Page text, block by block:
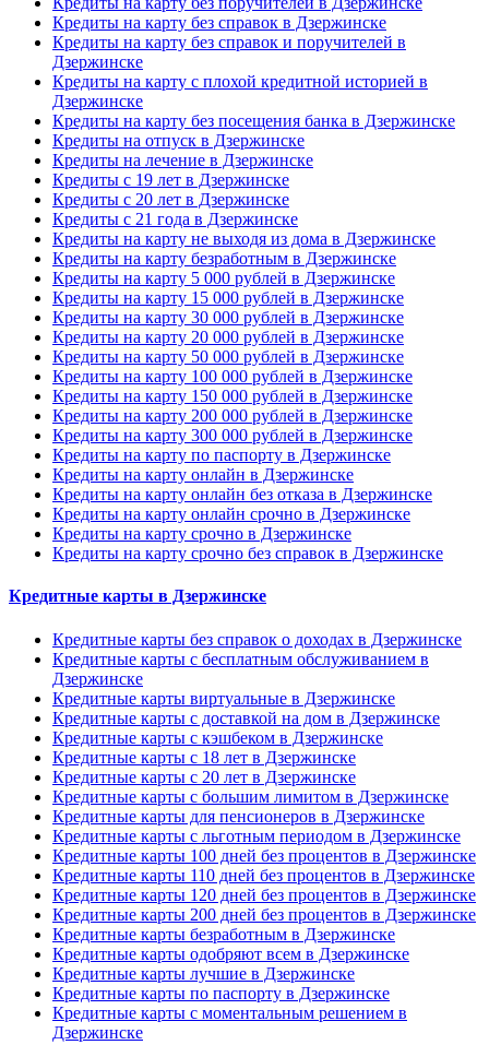
Кредиты на карту без справок в Дзержинске
Кредиты на карту без справок и поручителей в
Дзержинске
Кредиты на карту с плохой кредитной историей в
Дзержинске
Кредиты на карту без посещения банка в Дзержинске
Кредиты на отпуск в Дзержинске
Кредиты на лечение в Дзержинске
Кредиты с 19 лет в Дзержинске
Кредиты с 20 лет в Дзержинске
Кредиты с 21 года в Дзержинске
Кредиты на карту не выходя из дома в Дзержинске
Кредиты на карту безработным в Дзержинске
Кредиты на карту 5 000 рублей в Дзержинске
Кредиты на карту 15 000 рублей в Дзержинске
Кредиты на карту 30 000 рублей в Дзержинске
Кредиты на карту 20 000 рублей в Дзержинске
Кредиты на карту 50 000 рублей в Дзержинске
Кредиты на карту 100 000 рублей в Дзержинске
Кредиты на карту 150 000 рублей в Дзержинске
Кредиты на карту 200 000 рублей в Дзержинске
Кредиты на карту 300 000 рублей в Дзержинске
Кредиты на карту по паспорту в Дзержинске
Кредиты на карту онлайн в Дзержинске
Кредиты на карту онлайн без отказа в Дзержинске
Кредиты на карту онлайн срочно в Дзержинске
Кредиты на карту срочно в Дзержинске
Кредиты на карту срочно без справок в Дзержинске
Кредитные карты в Дзержинске
Кредитные карты без справок о доходах в Дзержинске
Кредитные карты с бесплатным обслуживанием в
Дзержинске
Кредитные карты виртуальные в Дзержинске
Кредитные карты с доставкой на дом в Дзержинске
Кредитные карты с кэшбеком в Дзержинске
Кредитные карты с 18 лет в Дзержинске
Кредитные карты с 20 лет в Дзержинске
Кредитные карты с большим лимитом в Дзержинске
Кредитные карты для пенсионеров в Дзержинске
Кредитные карты с льготным периодом в Дзержинске
Кредитные карты 100 дней без процентов в Дзержинске
Кредитные карты 110 дней без процентов в Дзержинске
Кредитные карты 120 дней без процентов в Дзержинске
Кредитные карты 200 дней без процентов в Дзержинске
Кредитные карты безработным в Дзержинске
Кредитные карты одобряют всем в Дзержинске
Кредитные карты лучшие в Дзержинске
Кредитные карты по паспорту в Дзержинске
Кредитные карты с моментальным решением в
Дзержинске